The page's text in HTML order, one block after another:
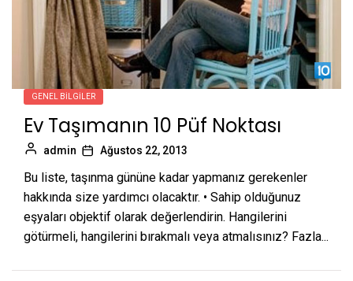
GENEL BILGILER
Ev Taşımanın 10 Püf Noktası
admin Ağustos 22, 2013
Bu liste, taşınma gününe kadar yapmanız gerekenler
hakkında size yardımcı olacaktır. • Sahip olduğunuz
eşyaları objektif olarak değerlendirin. Hangilerini
götürmeli, hangilerini bırakmalı veya atmalısınız? Fazla...